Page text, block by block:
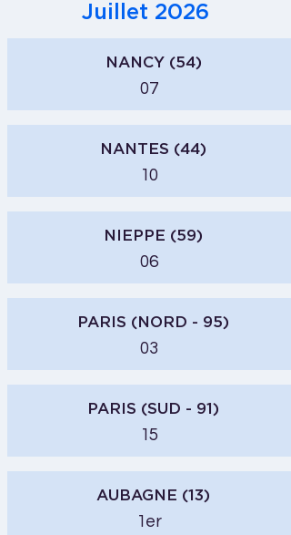
Juillet 2026
NANCY (54)
07
NANTES (44)
10
NIEPPE (59)
06
PARIS (NORD - 95)
03
PARIS (SUD - 91)
15
AUBAGNE (13)
1er